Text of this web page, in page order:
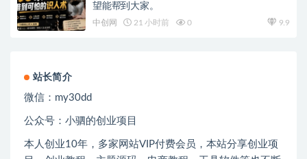
望能帮到大家。
中创网 21 小时前 0 9.9
站长简介
微信： my30dd
公众号：小驷的创业项目
本人创业10年，多家网站VIP付费会员，本站分享创业项